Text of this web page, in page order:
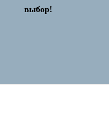
выбор!